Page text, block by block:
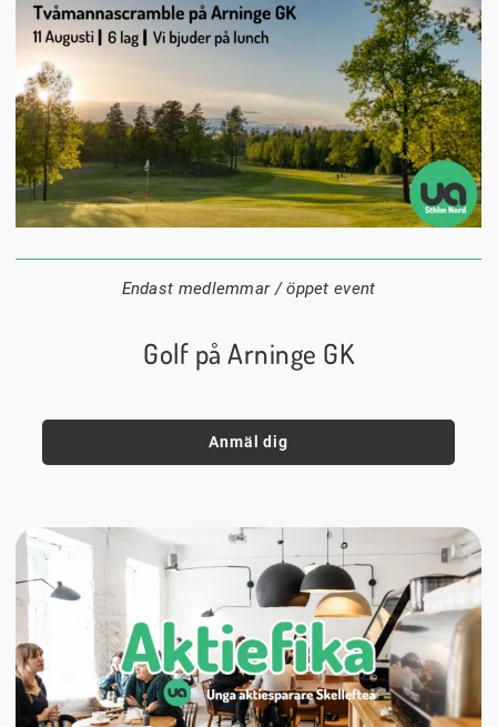
11 augusti
08:00
Arninge Golfklubb
Endast medlemmar / öppet event
Golf på Arninge GK
Anmäl dig